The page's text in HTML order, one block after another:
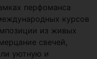
перфоманса
курсов
из живых
свечей,
уютную и